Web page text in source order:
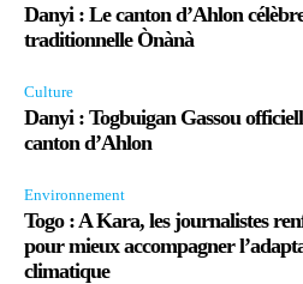
Danyi : Le canton d’Ahlon
traditionnelle Ònànà
Culture
Danyi : Togbuigan Gassou
canton d’Ahlon
Environnement
Togo : A Kara, les journalistes
pour mieux accompagner
climatique